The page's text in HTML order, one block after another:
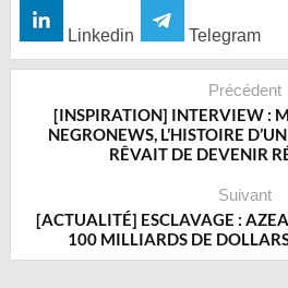
Linkedin Telegram
Précédent
[INSPIRATION] INTERVIEW :
NEGRONEWS, L’HISTOIRE
RÊVAIT DE DEVENIR
Suivant
[ACTUALITÉ] ESCLAVAGE :
100 MILLIARDS DE